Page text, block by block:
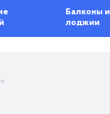
Балконы и
лоджии